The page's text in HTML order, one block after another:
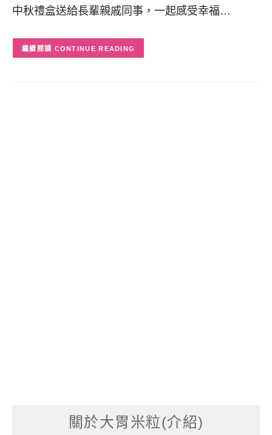
中秋禮盒送給長輩親戚同事，一起感受幸福…
CONTINUE READING
關於大胃米粒(介紹)